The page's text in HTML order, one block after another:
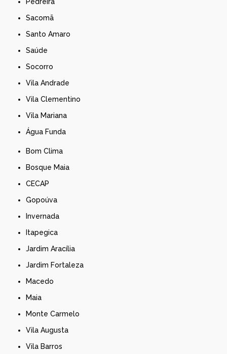
Sacomã
Santo Amaro
Saúde
Socorro
Vila Andrade
Vila Clementino
Vila Mariana
Água Funda
Bom Clima
Bosque Maia
CECAP
Gopoúva
Invernada
Itapegica
Jardim Aracília
Jardim Fortaleza
Macedo
Maia
Monte Carmelo
Vila Augusta
Vila Barros